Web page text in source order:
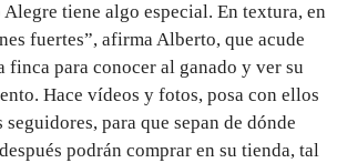
Alegre tiene algo especial. En textura, en
fuertes”, afirma Alberto, que acude
finca para conocer al ganado y ver su
Hace vídeos y fotos, posa con ellos
seguidores, para que sepan de dónde
podrán comprar en su tienda, tal